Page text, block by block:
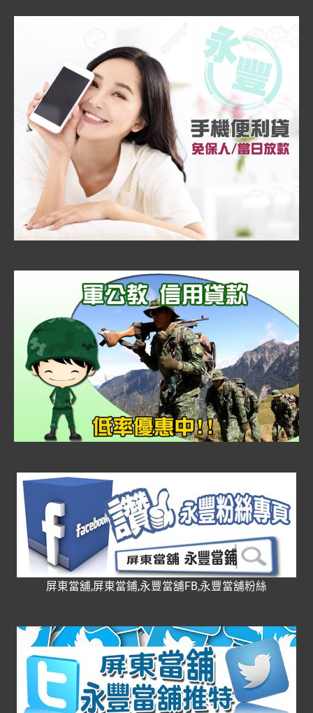
屏東當舖,屏東當鋪,永豐當舖FB,永豐當舖粉絲